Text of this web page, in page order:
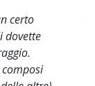
certo
dovette